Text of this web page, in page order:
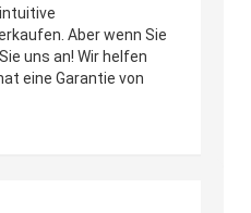
Aber wenn Sie
uns an! Wir helfen
eine Garantie von